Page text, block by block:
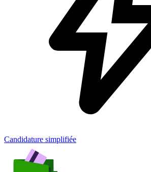
Candidature simplifiée